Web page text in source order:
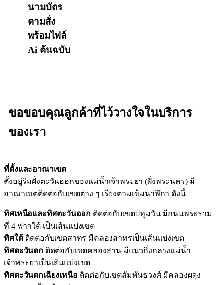
นามบัตร
ตามสั่ง
พร้อมไฟล์
Ai ต้นฉบับ
ขอขอบคุณลูกค้าที่ไว้วางใจในบริการ
ของเรา
ที่ตั้งและอาณาเขต
ตั้งอยู่ริมฝั่งตะวันออกของแม่น้ำเจ้าพระยา (ฝั่งพระนคร) มี
อาณาเขตติดต่อกับเขตต่าง ๆ เรียงตามเข็มนาฬิกา ดังนี้
ทิศเหนือและทิศตะวันออก ติดต่อกับเขตปทุมวัน มีถนนพระราม
ที่ 4 ฟากใต้ เป็นเส้นแบ่งเขต
ทิศใต้ ติดต่อกับเขตสาทร มีคลองสาทรเป็นเส้นแบ่งเขต
ทิศตะวันตก ติดต่อกับเขตคลองสาน มีแนวกึ่งกลางแม่น้ำ
เจ้าพระยาเป็นเส้นแบ่งเขต
ทิศตะวันตกเฉียงเหนือ ติดต่อกับเขตสัมพันธวงศ์ มีคลองผดุง